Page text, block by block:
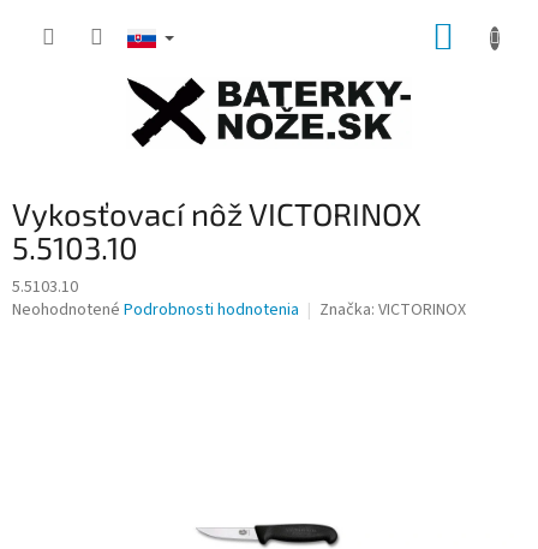
Vykosťovací nôž VICTORINOX
5.5103.10
5.5103.10
Priemerné
Neohodnotené Podrobnosti hodnotenia Značka: VICTORINOX